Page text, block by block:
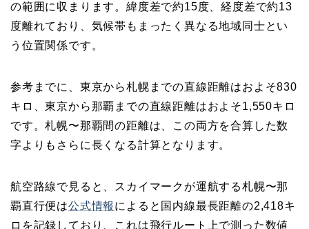
の範囲に収まります。緯度差で約15度、経度差で約13
度離れており、気候帯もまったく異なる地域同士とい
う位置関係です。
参考までに、東京から札幌までの直線距離はおよそ830
キロ、東京から那覇までの直線距離はおよそ1,550キロ
です。札幌〜那覇間の距離は、この両方を合算した数
字よりもさらに長くなる計算となります。
航空路線で見ると、スカイマークが運航する札幌〜那
覇直行便は公式情報 によると国内線最長距離の2,418キ
ロを記録しており、これは飛行ルート上で測った数値